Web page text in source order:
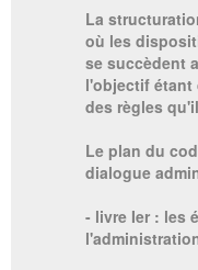
La
où les
se succèdent
l'objectif étant
des règles
Le plan du
dialogue
- livre Ier : les